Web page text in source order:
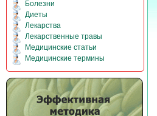
Болезни
Диеты
Лекарства
Лекарственные травы
Медицинские статьи
Медицинские термины